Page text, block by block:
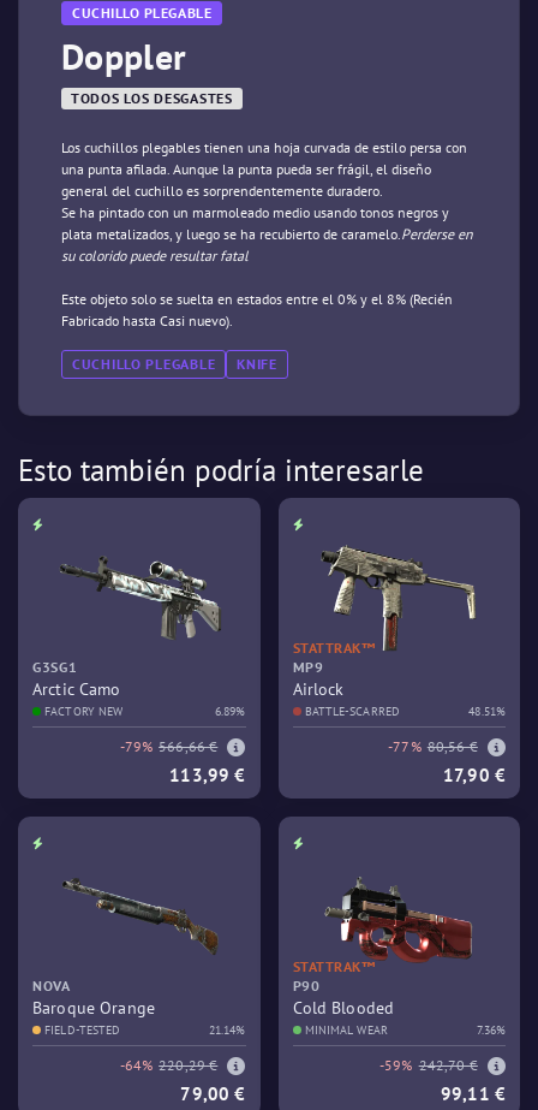
CUCHILLO PLEGABLE
Doppler
TODOS LOS DESGASTES
Los cuchillos plegables tienen una hoja curvada de estilo persa con
una punta afilada. Aunque la punta pueda ser frágil, el diseño
general del cuchillo es sorprendentemente duradero.
Se ha pintado con un marmoleado medio usando tonos negros y
plata metalizados, y luego se ha recubierto de caramelo.Perderse en
su colorido puede resultar fatal
Este objeto solo se suelta en estados entre el 0% y el 8% (Recién
Fabricado hasta Casi nuevo).
CUCHILLO PLEGABLE KNIFE
Esto también podría interesarle
G3SG1
Arctic Camo
FACTORY NEW 6.89%
-79% 566,66 €
113,99 €
STATTRAK™
MP9
Airlock
BATTLE-SCARRED 48.51%
-77% 80,56 €
17,90 €
NOVA
Baroque Orange
FIELD-TESTED 21.14%
-64% 220,29 €
79,00 €
STATTRAK™
P90
Cold Blooded
MINIMAL WEAR 7.36%
-59% 242,70 €
99,11 €